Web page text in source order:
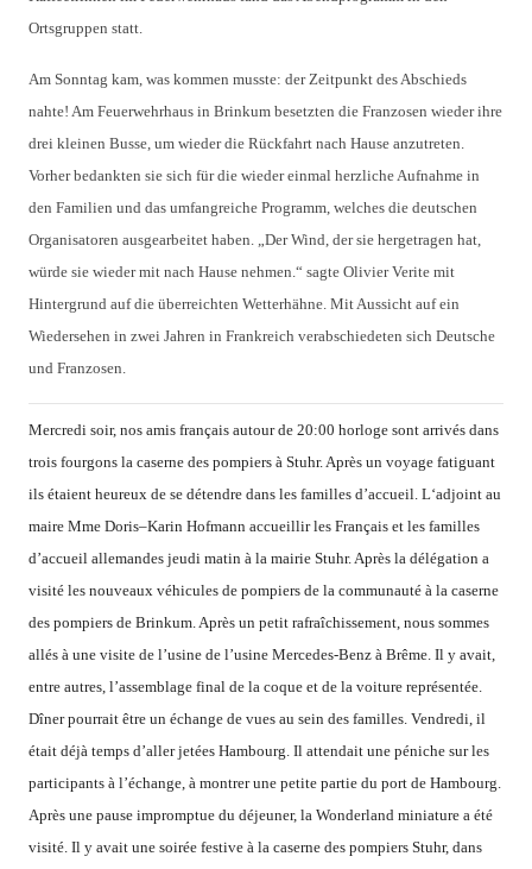
Ortsgruppen statt.
Am Sonntag kam, was kommen musste: der Zeitpunkt des Abschieds
nahte! Am Feuerwehrhaus in Brinkum besetzten die Franzosen wieder ihre
drei kleinen Busse, um wieder die Rückfahrt nach Hause anzutreten.
Vorher bedankten sie sich für die wieder einmal herzliche Aufnahme in
den Familien und das umfangreiche Programm, welches die deutschen
Organisatoren ausgearbeitet haben. „Der Wind, der sie hergetragen hat,
würde sie wieder mit nach Hause nehmen.“ sagte Olivier Verite mit
Hintergrund auf die überreichten Wetterhähne. Mit Aussicht auf ein
Wiedersehen in zwei Jahren in Frankreich verabschiedeten sich Deutsche
und Franzosen.
Mercredi soir, nos amis français autour de 20:00 horloge sont arrivés dans
trois fourgons la caserne des pompiers à Stuhr.Après un voyage fatiguant
ils étaient heureux de se détendre dans les familles d’accueil. L‘adjoint au
maire Mme Doris–Karin Hofmann accueillir les Français et les familles
d’accueil allemandes jeudi matin à la mairie Stuhr.Après la délégation a
visité les nouveaux véhicules de pompiers de la communauté à la caserne
des pompiers de Brinkum.Après un petit rafraîchissement, nous sommes
allés à une visite de l’usine de l’usine Mercedes-Benz à Brême. Il y avait,
entre autres, l’assemblage final de la coque et de la voiture représentée.
Dîner pourrait être un échange de vues au sein des familles. Vendredi, il
était déjà temps d’aller jetées Hambourg. Il attendait une péniche sur les
participants à l’échange, à montrer une petite partie du port de Hambourg.
Après une pause impromptue du déjeuner, la Wonderland miniature a été
visité. Il y avait une soirée festive à la caserne des pompiers Stuhr, dans